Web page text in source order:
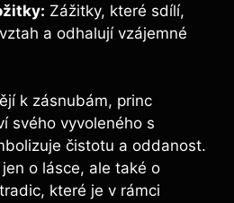
Zážitky, které sdílí,
a odhalují vzájemné
k zásnubám, princ
svého vyvoleného s
čistotu a oddanost.
o lásce, ale také o
které je v rámci